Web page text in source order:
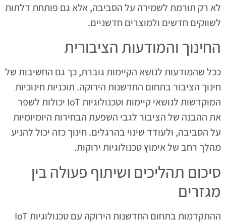
לא רק תורמת לשמירה על הסביבה, אלא גם פותחת דלתות
לשווקים חדשים ולמוצרים חדשניים.
החינוך והמודעות הציבורית
ככל שהמודעות לנושא הקיימות גוברת, כך גם החשיבות של
חינוך הציבור בתחום החדשנות הירוקה. תוכניות חינוכיות
המוקדשות לנושאי קיימות וטכנולוגיות IoT יכולות לשפר
את ההבנה של הציבור לגבי השפעת הבחירות היומיומיות
על הסביבה, ולעודד שינוי בהרגלים. חינוך כזה יכול להניע
מהלך רחב של אימוץ טכנולוגיות ירוקות.
סיכום תהליכים ושיתוף פעולה בין
מגזרים
ההתקדמות בתחום החדשנות הירוקה עם טכנולוגיות IoT